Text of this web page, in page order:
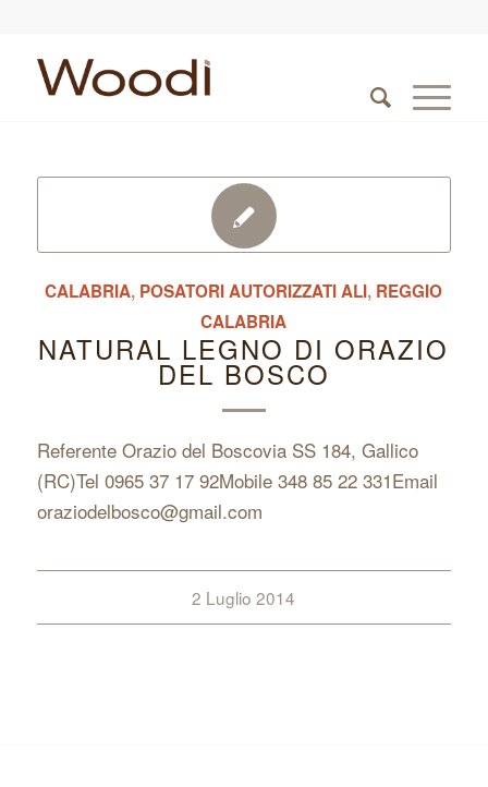
CALABRIA, POSATORI AUTORIZZATI ALI, REGGIO
CALABRIA
NATURAL LEGNO DI ORAZIO
DEL BOSCO
Referente Orazio del Boscovia SS 184, Gallico
(RC)Tel 0965 37 17 92Mobile 348 85 22 331Email
oraziodelbosco@gmail.com
2 Luglio 2014